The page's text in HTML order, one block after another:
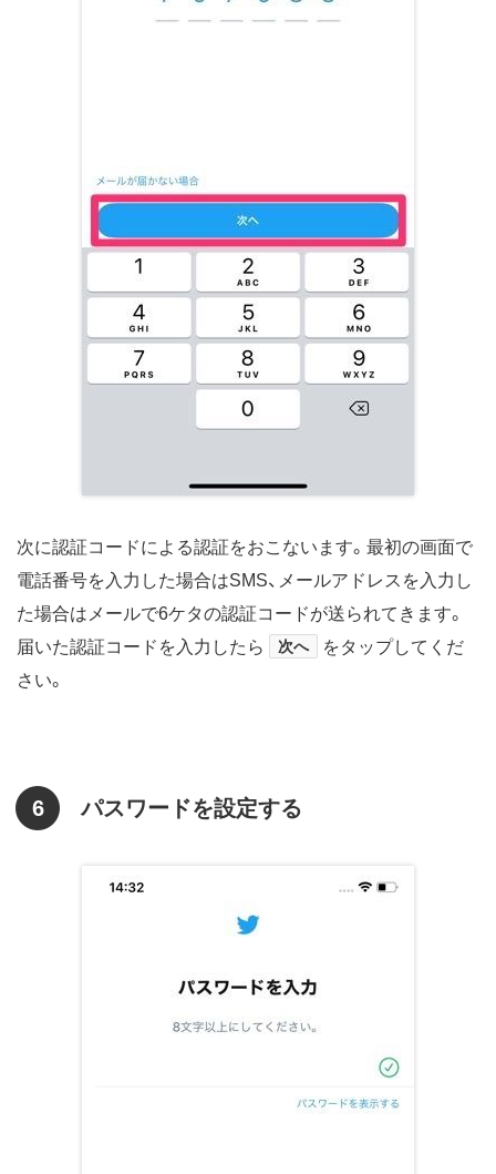
次に認証コードによる認証をおこないます。最初の画面で
電話番号を入力した場合はSMS、メールアドレスを入力し
た場合はメールで6ケタの認証コードが送られてきます。
届いた認証コードを入力したら
次へ
をタップしてくだ
さい。
6 パスワードを設定する